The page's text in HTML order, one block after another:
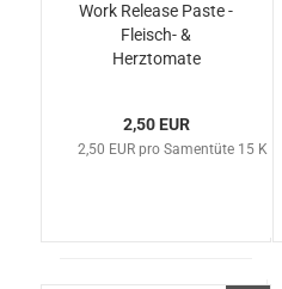
Work Release Paste -
Fleisch- &
Herztomate
2,50 EUR
2,50 EUR pro Samentüte 15 Korn